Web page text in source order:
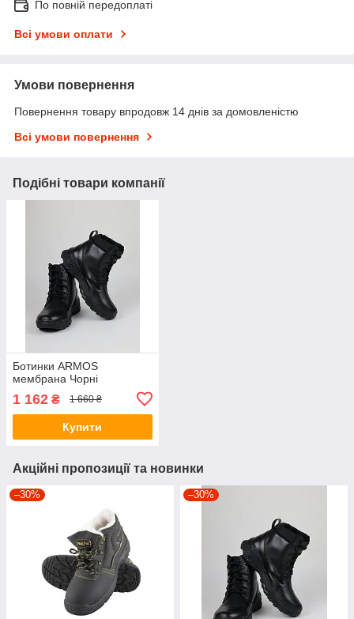
По повній передоплаті
Всі умови оплати
Умови повернення
Повернення товару впродовж 14 днів за домовленістю
Всі умови повернення
Подібні товари компанії
Ботинки ARMOS
мембрана Чорні
1 162 ₴ 1 660 ₴
Купити
Акційні пропозиції та новинки
–30% –30%